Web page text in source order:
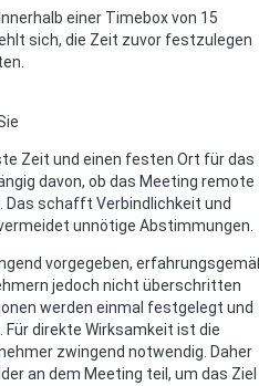
einer Timebox von 15
sich, die Zeit zuvor festzulegen
Zeit und einen festen Ort für das
davon, ob das Meeting remote
Das schafft Verbindlichkeit und
unnötige Abstimmungen.
vorgegeben,
jedoch nicht überschritten
werden einmal festgelegt und
direkte Wirksamkeit ist die
zwingend notwendig. Daher
an dem Meeting teil, um das Ziel